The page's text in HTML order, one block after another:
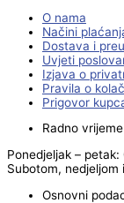
O nama
Načini
Dostava i
Uvjeti
Izjava o
Pravila o
Prigovor
Radno vrijeme
Ponedjeljak –
Subotom, nedjeljom
Osnovni